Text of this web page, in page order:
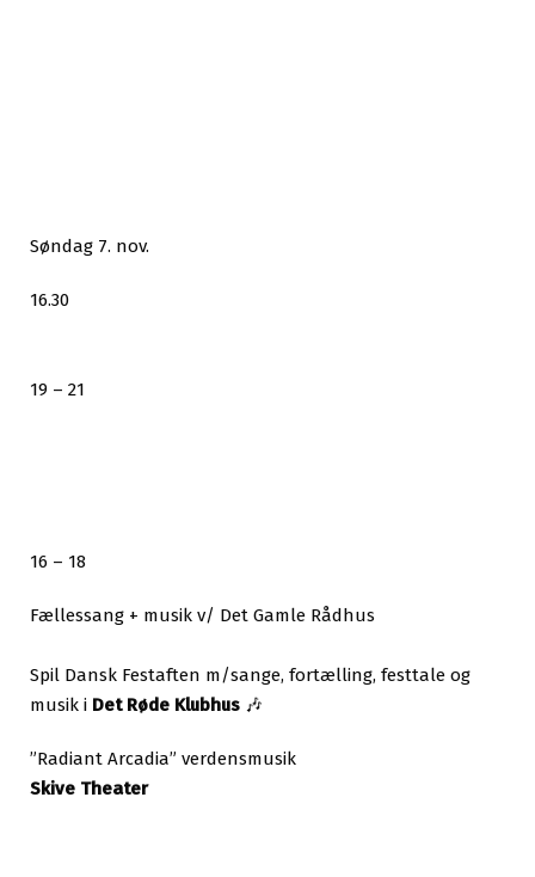
Søndag 7. nov.
16.30
19 – 21
16 – 18
Fællessang + musik v/ Det Gamle Rådhus
Spil Dansk Festaften m/sange, fortælling, festtale og
musik i Det Røde Klubhus 🎶
”Radiant Arcadia” verdensmusik
Skive Theater